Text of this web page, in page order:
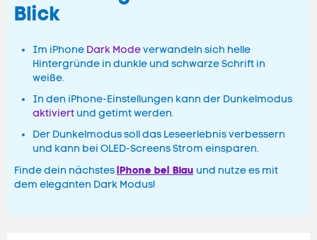
Blick
Im iPhone Dark Modeverwandeln sich helle
Hintergründe in dunkle und schwarze Schrift in
weiße.
In den iPhone-Einstellungen kann der Dunkelmodus
aktiviert und getimt werden.
Der Dunkelmodus soll das Leseerlebnis verbessern
und kann bei OLED-Screens Strom einsparen.
Finde dein nächstesiPhone bei Blau und nutze es mit
dem eleganten Dark Modus!